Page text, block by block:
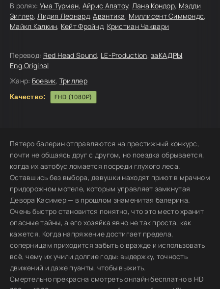
В ролях: Ума Турман, Айрис Апатоу, Лана Кондор, Мэдди
Зиглер,Лидия Леонард,Авантика, Миллисент Симмондс,
Майкл Калкин, Кейт Фройнд, Кристиан Чаквари
Перевод: Red Head Sound, LE-Production,заКАДРЫ,
Eng.Original
Жанр: Боевик, Триллер
Качество: FHD (1080P)
Пятеро балерин отправляются на престижный конкурс,
почти не общаясь друг с другом, но поездка обрывается,
когда их автобус ломается посреди глухого леса.
Оставшись без выбора, девушки находят приют в мрачном
придорожном мотеле, которым управляет замкнутая
Девора Касимер — в прошлом знаменитая балерина.
Очень быстро становится понятно, что это место хранит
опасные тайны, а его хозяйка явно не так проста, как
кажется. Когда напряжение достигает предела,
соперницам приходится забыть о вражде и использовать
всё, чему их учили долгие годы: выдержку, точность
движений и даже пуанты, чтобы выжить.
Смертельно прекрасна смотреть онлайн бесплатно в HD